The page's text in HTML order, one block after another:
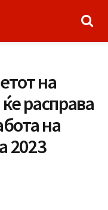
на
расправа
на
2023